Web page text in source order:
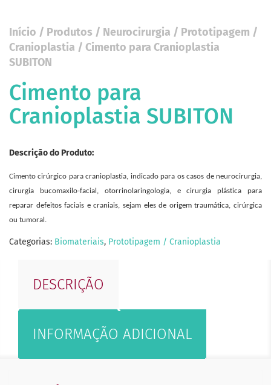
Início / Produtos / Neurocirurgia / Prototipagem /
Cranioplastia / Cimento para Cranioplastia
SUBITON
Cimento para
Cranioplastia SUBITON
Descrição do Produto:
Cimento cirúrgico para cranioplastia, indicado para os casos de neurocirurgia,
cirurgia bucomaxilo-facial, otorrinolaringologia, e cirurgia plástica para
reparar defeitos faciais e craniais, sejam eles de origem traumática, cirúrgica
ou tumoral.
Categorias: Biomateriais, Prototipagem / Cranioplastia
DESCRIÇÃO
INFORMAÇÃO ADICIONAL